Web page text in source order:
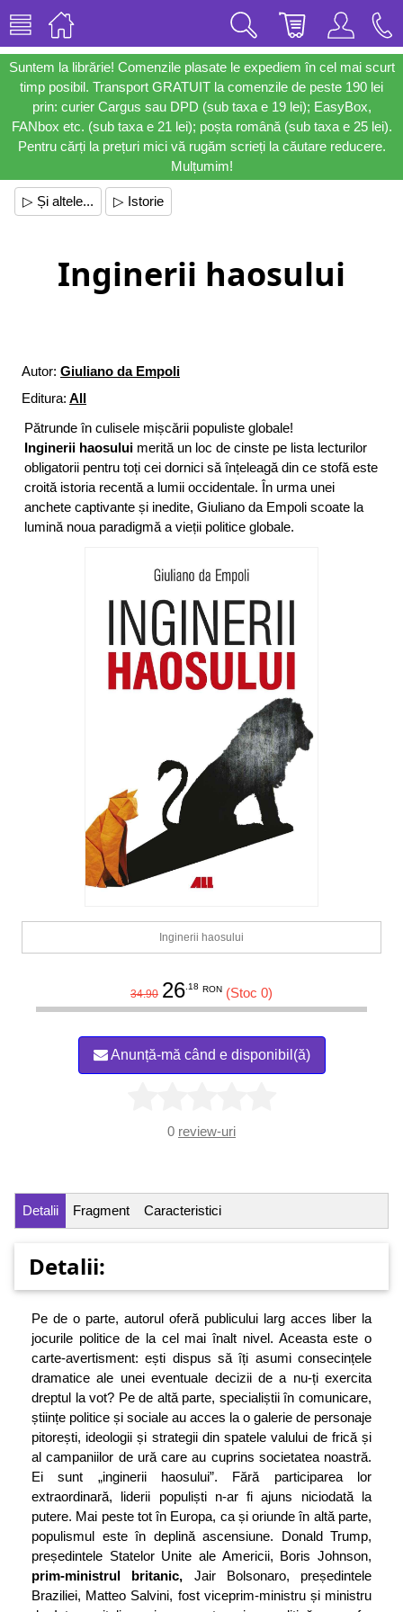
Suntem la librărie! Comenzile plasate le expediem în cel mai scurt
timp posibil. Transport GRATUIT la comenzile de peste 190 lei
prin: curier Cargus sau DPD (sub taxa e 19 lei); EasyBox,
FANbox etc. (sub taxa e 21 lei); poșta română (sub taxa e 25 lei).
Pentru cărți la prețuri mici vă rugăm scrieți la căutare reducere.
Mulțumim!
▷ Și altele... ▷ Istorie
Inginerii haosului
Autor: Giuliano da Empoli
Editura: All
Pătrunde în culisele mișcării populiste globale!
Inginerii haosului merită un loc de cinste pe lista lecturilor
obligatorii pentru toți cei dornici să înțeleagă din ce stofă este
croită istoria recentă a lumii occidentale. În urma unei
anchete captivante și inedite, Giuliano da Empoli scoate la
lumină noua paradigmă a vieții politice globale.
Inginerii haosului
34.90 26.18 RON (Stoc 0)
Anunță-mă când e disponibil(ă)
0 review-uri
Detalii Fragment Caracteristici
Detalii:
Pe de o parte, autorul oferă publicului larg acces liber la
jocurile politice de la cel mai înalt nivel. Aceasta este o
carte-avertisment: ești dispus să îți asumi consecințele
dramatice ale unei eventuale decizii de a nu-ți exercita
dreptul la vot? Pe de altă parte, specialiștii în comunicare,
științe politice și sociale au acces la o galerie de personaje
pitorești, ideologii și strategii din spatele valului de frică și
al campaniilor de ură care au cuprins societatea noastră.
Ei sunt „inginerii haosului”. Fără participarea lor
extraordinară, liderii populiști n-ar fi ajuns niciodată la
putere. Mai peste tot în Europa, ca și oriunde în altă parte,
populismul este în deplină ascensiune. Donald Trump,
președintele Statelor Unite ale Americii, Boris Johnson,
prim-ministrul britanic, Jair Bolsonaro, președintele
Braziliei, Matteo Salvini, fost viceprim-ministru și ministru